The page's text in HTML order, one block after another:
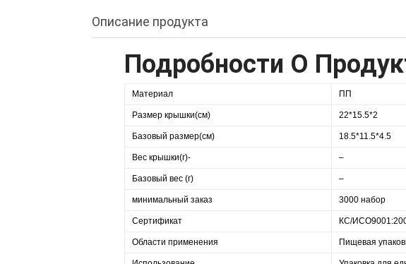
Описание продукта
Подробности О
Материал ПП
Размер крышки(см) 22*15.5*2
Базовый размер(см) 18.5*11.5*4.5
Вес крышки(г)- –
Базовый вес (г) –
минимальный заказ 3000 набор
Сертификат КС/
Области применения Пищевая